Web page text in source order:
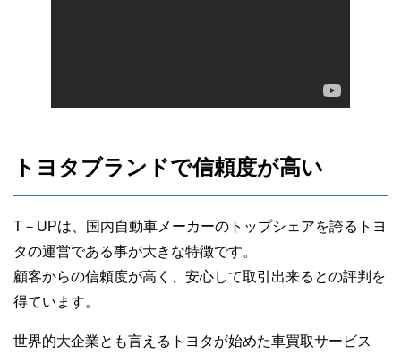
トヨタブランドで信頼度が高い
T－UPは、国内自動車メーカーのトップシェアを誇るトヨ
タの運営である事が大きな特徴です。
顧客からの信頼度が高く、安心して取引出来るとの評判を
得ています。
世界的大企業とも言えるトヨタが始めた車買取サービス